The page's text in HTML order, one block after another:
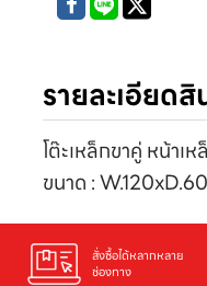
รายละเอียด
โต๊ะเหล็กขาคู่ หน้าเ
ขนาด :
สั่งซื้อได้หลากหลาย
ช่องทาง